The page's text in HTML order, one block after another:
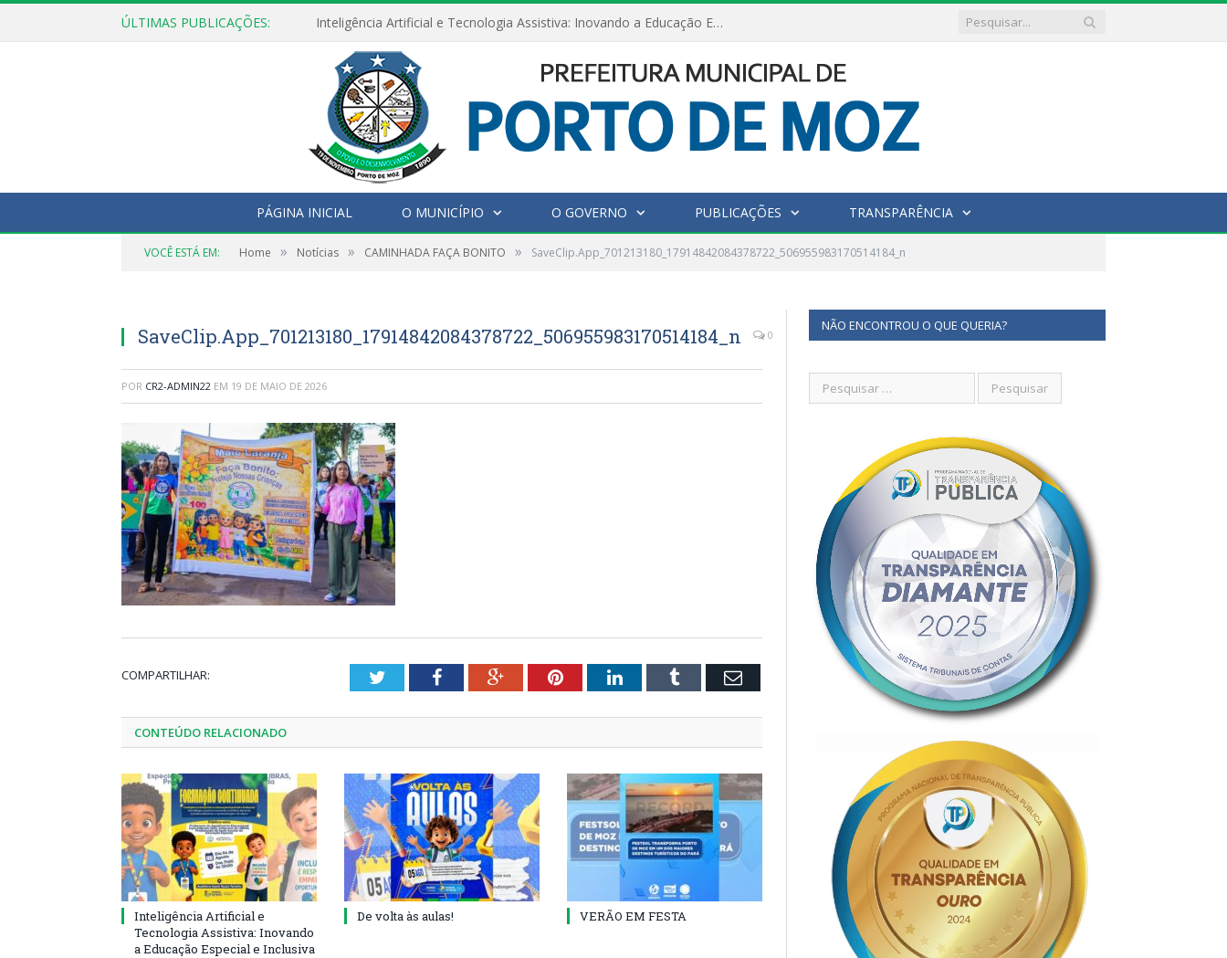
ÚLTIMAS PUBLICAÇÕES: Inteligência Artificial e Tecnologia Assistiva: Inovando a Educação Especial e Inclusiva
PÁGINA INICIAL O MUNICÍPIO O GOVERNO PUBLICAÇÕES TRANSPARÊNCIA
VOCÊ ESTÁ EM: Home » Notícias » CAMINHADA FAÇA BONITO » SaveClip.App_701213180_17914842084378722_506955983170514184_n
SaveClip.App_701213180_17914842084378722_506955983170514184_n 0
POR CR2-ADMIN22 EM 19 DE MAIO DE 2026
COMPARTILHAR: TwitterFacebookGoogle+PinterestLinkedInTumblr Email
CONTEÚDO RELACIONADO
Inteligência Artificial e
Tecnologia Assistiva: Inovando
a Educação Especial e Inclusiva
De volta às aulas! VERÃO EM FESTA
NÃO ENCONTROU O QUE QUERIA?